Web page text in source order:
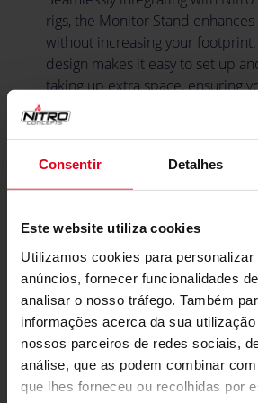
Consentir Detalhes
Este website utiliza cookies
Utilizamos cookies para personalizar
anúncios, fornecer funcionalidades
analisar o nosso tráfego. Também
informações acerca da sua
nossos parceiros de redes sociais,
análise, que as podem combinar
que lhes forneceu ou recolhidas por
rigs, the Monitor Stand
without increasing your
design makes it easy to set up
taking up extra space, ensuring
environment remains efficient,
clutter-free for a fully immersive
Especificações
Cor
Cor Principal
Materiais
Materiais